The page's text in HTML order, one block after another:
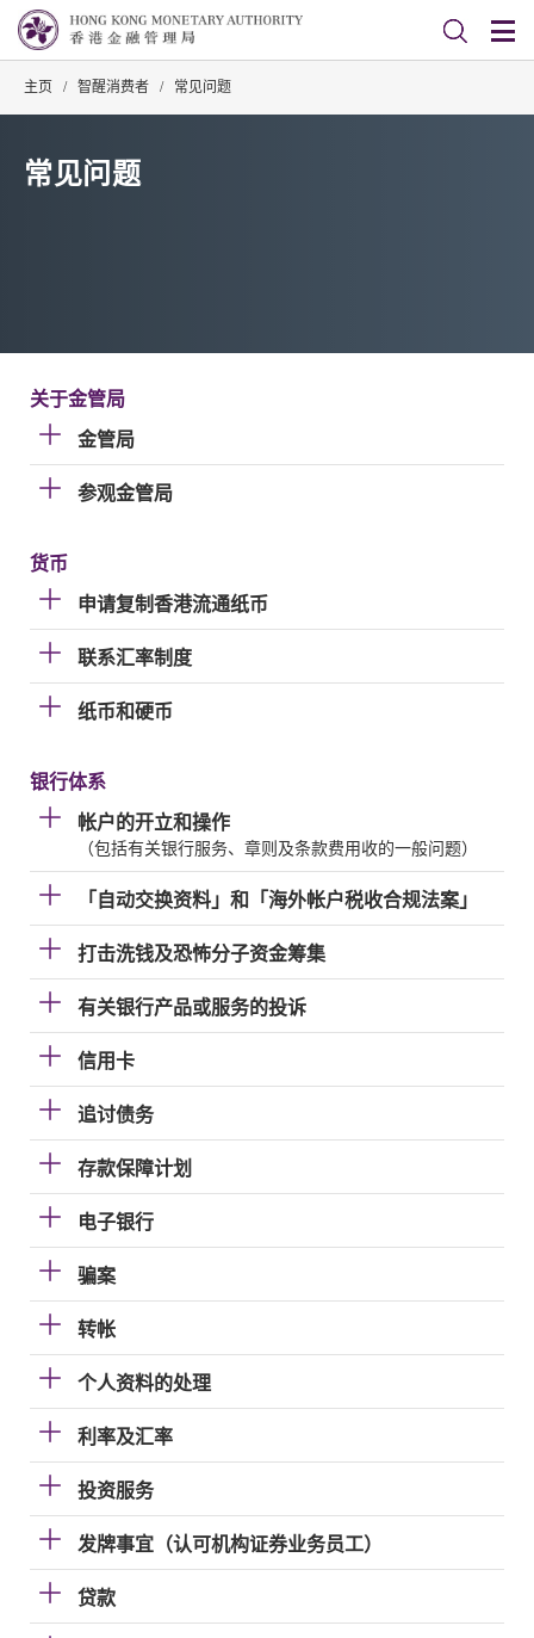
主页 / 智醒消费者 / 常见问题
常见问题
关于金管局
金管局
参观金管局
货币
申请复制香港流通纸币
联系汇率制度
纸币和硬币
银行体系
帐户的开立和操作
（包括有关银行服务、章则及条款费用收的一般问题）
「自动交换资料」和「海外帐户税收合规法案」
打击洗钱及恐怖分子资金筹集
有关银行产品或服务的投诉
信用卡
追讨债务
存款保障计划
电子银行
骗案
转帐
个人资料的处理
利率及汇率
投资服务
发牌事宜（认可机构证券业务员工）
贷款